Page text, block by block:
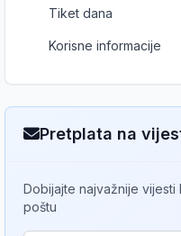
Tiket dana
Korisne informacije
Pretplata na
Dobijajte najvažnije
poštu